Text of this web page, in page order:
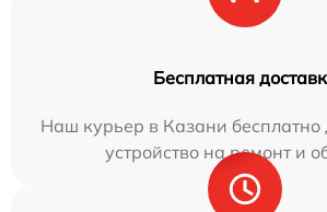
Бесплатная
Наш курьер в Казани бесплатно
устройство на ремонт и